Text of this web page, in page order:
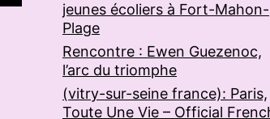
jeunes écoliers à Fort-Mahon-
Plage
Rencontre : Ewen Guezenoc,
l’arc du triomphe
(vitry-sur-seine france): Paris,
Toute Une Vie – Official